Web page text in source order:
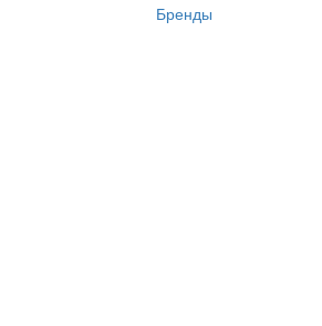
Бренды